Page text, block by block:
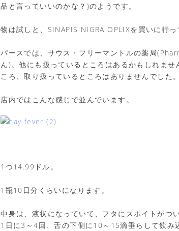
品と言っていいのかな？)のようです。
物は試しと、SINAPIS NIGRA OPLIXを買いに行っ
パースでは、サウス・フリーマントルの薬局
ん)。他にも扱っているところはあるかもしれま
ころ、取り扱っているところはありませんでした。
店内ではこんな感じで並んでいます。
1つ14.99ドル。
1瓶10日分くらいになります。
中身は、液状になっていて、フタにスポイトがつ
1日に3～4回、舌の下側に10～15滴垂らして飲み